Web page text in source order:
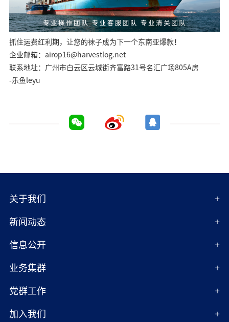
抓住运费红利期，让您的袜子成为下一个东南亚爆款！
企业邮箱：airop16@harvestlog.net
联系地址：广州市白云区云城街齐富路31号名汇广场805A房
-乐鱼leyu
关于我们
新闻动态
信息公开
业务集群
党群工作
加入我们